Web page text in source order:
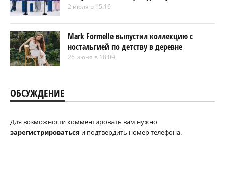
2 июля в 15:16
Mark Formelle выпустил коллекцию с
ностальгией по детству в деревне
26 июня в 18:09
ОБСУЖДЕНИЕ
Для возможности комментировать вам нужно
зарегистрироваться и подтвердить номер телефона.